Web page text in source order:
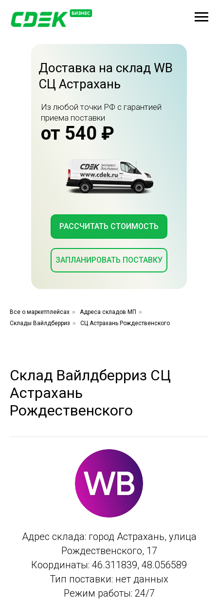
Доставка на склад WB
СЦ Астрахань
Из любой точки РФ с гарантией
приема поставки
РАССЧИТАТЬ СТОИМОСТЬ
ЗАПЛАНИРОВАТЬ ПОСТАВКУ
от 540 ₽
Все о маркетплейсах » Адреса складов МП »
Склады Вайлдберриз » СЦ Астрахань Рождественского
Склад Вайлдберриз СЦ
Астрахань
Рождественского
Адрес склада: город Астрахань, улица
Рождественского, 17
Координаты: 46.311839, 48.056589
Тип поставки: нет данных
Режим работы: 24/7